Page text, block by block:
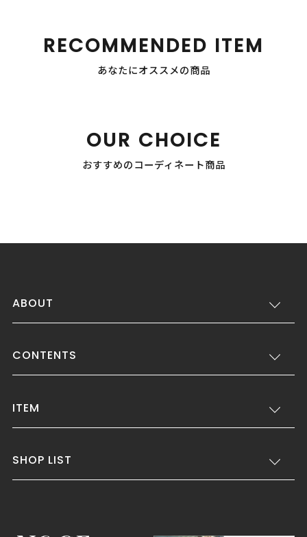
RECOMMENDED ITEM
あなたにオススメの商品
OUR CHOICE
おすすめのコーディネート商品
ABOUT
CONTENTS
ITEM
SHOP LIST